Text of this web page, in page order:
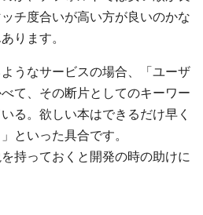
チ度合いが高い方が良いのかな
ります。
うなサービスの場合、「ユーザ
て、その断片としてのキーワー
る。欲しい本はできるだけ早く
といった具合です。
持っておくと開発の時の助けに